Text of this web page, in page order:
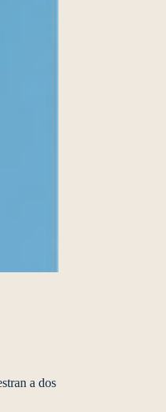
a dos